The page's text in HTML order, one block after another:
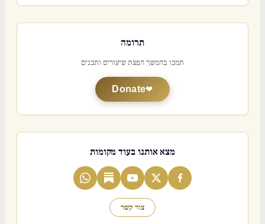
תרומה
תמכו בהמשך הפצת שיעורים ותכנים
Donate
מצא אותנו בעוד מקומות
צור קשר